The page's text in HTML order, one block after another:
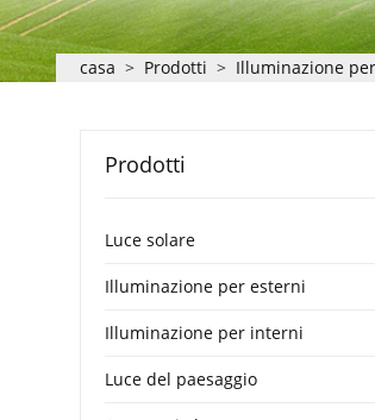
casa > Prodotti > Illuminazione
Prodotti
Luce solare
Illuminazione per esterni
Illuminazione per interni
Luce del paesaggio